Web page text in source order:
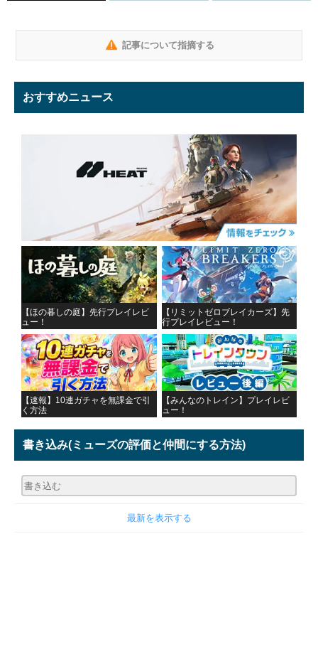
記事について指摘する
おすすめニュース
【ほの暮しの庭】先行プレイレビ
ュー！
【リミットゼロブレイカーズ】先
行プレイレビュー！
【速報】10連ガチャを無課金で引
く方法
【みんなのトレイン】プレイレビ
ュー！
書き込み(ミューズの評価と仲間にする方法)
最新を表示する